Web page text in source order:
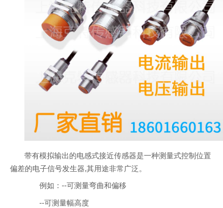
带有模拟输出的电感式接近传感器是一种测量式控制位置
偏差的电子信号发生器,其用途非常广泛。
例如：--可测量弯曲和偏移
--可测量幅高度